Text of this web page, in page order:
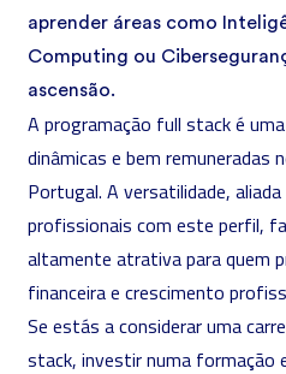
aprender áreas como
Computing ou
ascensão.
A programação full stack é
dinâmicas e bem remuneradas
Portugal. A versatilidade,
profissionais com este perfil,
altamente atrativa para quem
financeira e crescimento
Se estás a considerar uma
stack, investir numa formação